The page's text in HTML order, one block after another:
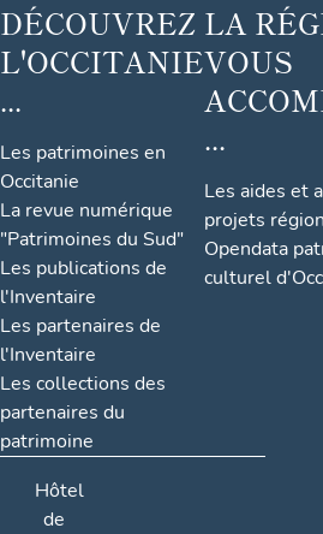
DÉCOUVREZ
L'OCCITANIE
...
Les patrimoines en
Occitanie
La revue numérique
"Patrimoines du Sud"
Les publications de
l'Inventaire
Les partenaires de
l'Inventaire
Les collections des
partenaires du
patrimoine
LA
VOUS
...
Les aides et
projets
Opendata
culturel
Hôtel
de